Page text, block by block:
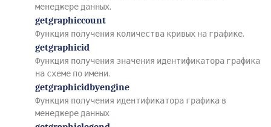
менеджере данных.
getgraphiccount
Функция получения количества кривых на графике.
getgraphicid
Функция получения значения идентификатора графика
на схеме по имени.
getgraphicidbyengine
Функция получения идентификатора графика в
менеджере данных